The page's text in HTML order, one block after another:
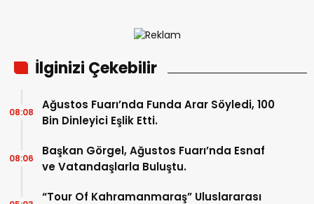
İlginizi Çekebilir
Ağustos Fuarı’nda Funda Arar Söyledi, 100
Bin Dinleyici Eşlik Etti.
08:08
Başkan Görgel, Ağustos Fuarı’nda Esnaf
ve Vatandaşlarla Buluştu.
08:06
“Tour Of Kahramanmaraş” Uluslararası